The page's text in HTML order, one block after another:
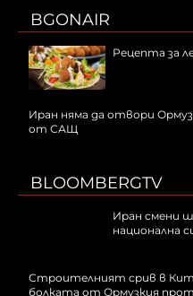
BGONAIR
Рецепта за
Иран няма да отвори
от САЩ
BLOOMBERGTV
Иран смени
национална
Строителният срив в
болката от Ормузкия